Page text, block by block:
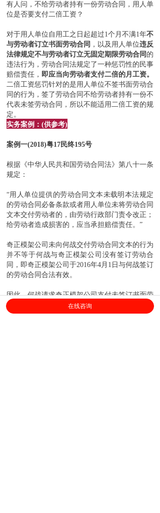
有人问，不给劳动者持有一份劳动合同，用人单
位是否要支付二倍工资？
对于用人单位自用工之日起超过1个月不满1年不
与劳动者订立书面劳动合同 ，以及用人单位违反
法律规定不与劳动者订立无固定期限劳动合同 的
违法行为，劳动合同法规定了一种惩罚性的民事
赔偿责任， 即应当向劳动者支付二倍的月工资。
二倍工资惩罚针对的是用人单位不签书面劳动合
同的行为，签了劳动合同不给劳动者持有一份不
代表未签劳动合同，所以不能适用二倍工资的规
定。
实务案例 ： (供参考)
案例一(2018)粤17民终195号
根据《中华人民共和国劳动合同法》第八十一条
规定：
“用人单位提供的劳动合同文本未载明本法规定
的劳动合同必备条款或者用人单位未将劳动合同
文本交付劳动者的，由劳动行政部门责令改正；
给劳动者造成损害的，应当承担赔偿责任。”
奇正模架公司未向何战交付劳动合同文本的行为
并不等于何战与奇正模架公司没有签订劳动合
同，即奇正模架公司于2016年4月1日与何战签订
的劳动合同合法有效。
因此，何战请求奇正模架公司支付未签订书面劳
动合同的第二倍工资合计44000元，
在线咨询